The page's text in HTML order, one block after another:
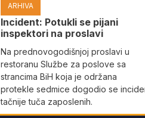
ARHIVA
Incident: Potukli se pijani
inspektori na proslavi
Na prednovogodišnjoj proslavi u
restoranu Službe za poslove sa
strancima BiH koja je održana
protekle sedmice dogodio se
tačnije tuča zaposlenih.